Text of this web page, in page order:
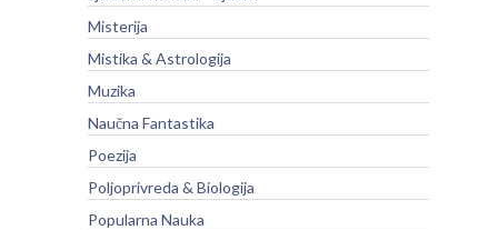
Misterija
Mistika & Astrologija
Muzika
Naučna Fantastika
Poezija
Poljoprivreda & Biologija
Popularna Nauka